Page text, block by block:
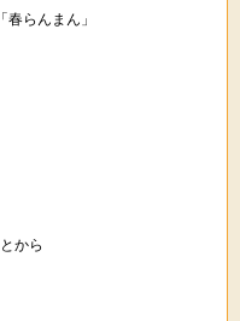
らんまん」
から